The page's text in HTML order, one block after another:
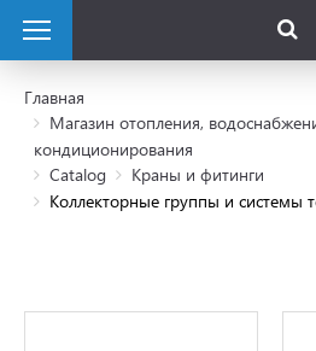
котлы
котлы
Главная
Магазин отопления,
кондиционирования
Catalog
Краны и фитинги
Коллекторные группы и системы